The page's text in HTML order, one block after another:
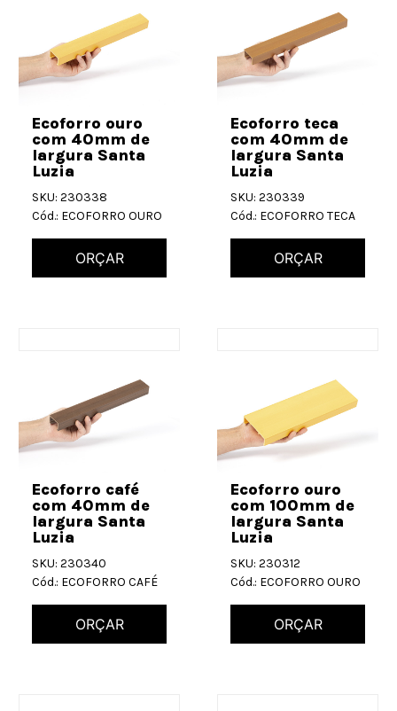
Ecoforro ouro
com 40mm de
largura Santa
Luzia
SKU: 230338
Cód.: ECOFORRO OURO
ORÇAR
Ecoforro teca
com 40mm de
largura Santa
Luzia
SKU: 230339
Cód.: ECOFORRO TECA
ORÇAR
Ecoforro café
com 40mm de
largura Santa
Luzia
SKU: 230340
Cód.: ECOFORRO CAFÉ
ORÇAR
Ecoforro ouro
com 100mm de
largura Santa
Luzia
SKU: 230312
Cód.: ECOFORRO OURO
ORÇAR